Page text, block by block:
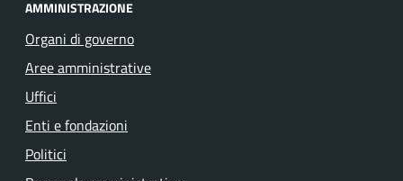
AMMINISTRAZIONE
Organi di governo
Aree amministrative
Uffici
Enti e fondazioni
Politici